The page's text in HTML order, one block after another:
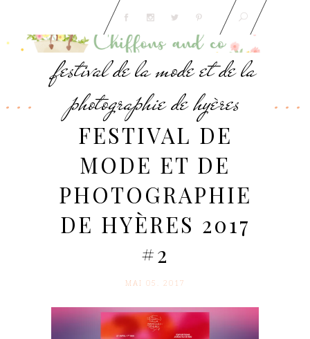
festival de la mode et de la
photographie de hyères
FESTIVAL DE
MODE ET DE
PHOTOGRAPHIE
DE HYÈRES 2017
#2
MAI 05. 2017